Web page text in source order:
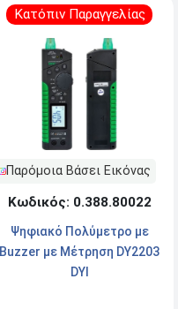
Κατόπιν Παραγγελίας
Παρόμοια Βάσει Εικόνας
Κωδικός: 0.388.80022
Ψηφιακό Πολύμετρο με
Buzzer με Μέτρηση DY2203
DYI